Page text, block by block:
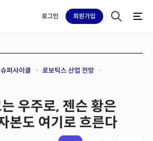
로그인 회원가입
퍼사이클
로보틱스 산업 전망
우주로, 젠슨 황은
본도 여기로 흐른다